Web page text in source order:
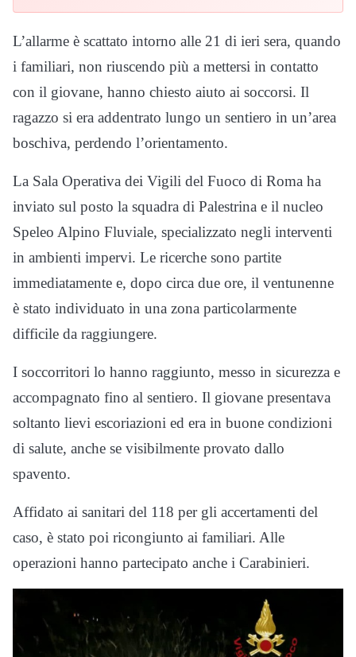
L’allarme è scattato intorno alle 21 di ieri sera, quando
i familiari, non riuscendo più a mettersi in contatto
con il giovane, hanno chiesto aiuto ai soccorsi. Il
ragazzo si era addentrato lungo un sentiero in un’area
boschiva, perdendo l’orientamento.
La Sala Operativa dei Vigili del Fuoco di Roma ha
inviato sul posto la squadra di Palestrina e il nucleo
Speleo Alpino Fluviale, specializzato negli interventi
in ambienti impervi. Le ricerche sono partite
immediatamente e, dopo circa due ore, il ventunenne
è stato individuato in una zona particolarmente
difficile da raggiungere.
I soccorritori lo hanno raggiunto, messo in sicurezza e
accompagnato fino al sentiero. Il giovane presentava
soltanto lievi escoriazioni ed era in buone condizioni
di salute, anche se visibilmente provato dallo
spavento.
Affidato ai sanitari del 118 per gli accertamenti del
caso, è stato poi ricongiunto ai familiari. Alle
operazioni hanno partecipato anche i Carabinieri.